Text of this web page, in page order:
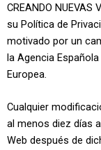
CREANDO
su Política de
motivado por un
la Agencia
Europea.
Cualquier
al menos diez días
Web después de